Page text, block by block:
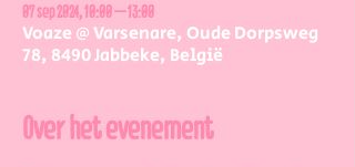
07 sep 2024, 10:00 – 13:00
Voaze @ Varsenare, Oude Dorpsweg
78, 8490 Jabbeke, België
Over het evenement